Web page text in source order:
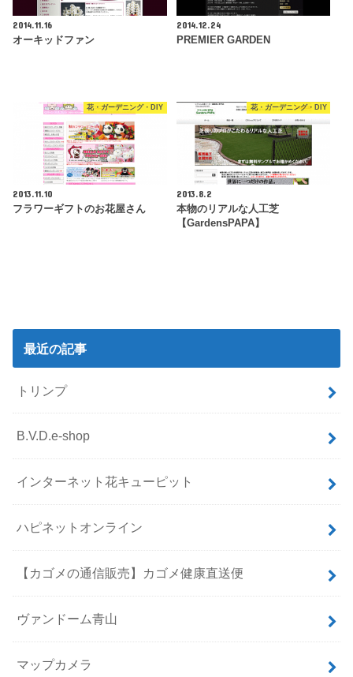
2014.11.16
オーキッドファン
2014.12.24
PREMIER GARDEN
花・ガーデニング・DIY
2013.11.10
フラワーギフトのお花屋さん
花・ガーデニング・DIY
2013.8.2
本物のリアルな人工芝
【GardensPAPA】
最近の記事
トリンプ
B.V.D.e-shop
インターネット花キューピット
ハピネットオンライン
【カゴメの通信販売】カゴメ健康直送便
ヴァンドーム青山
マップカメラ